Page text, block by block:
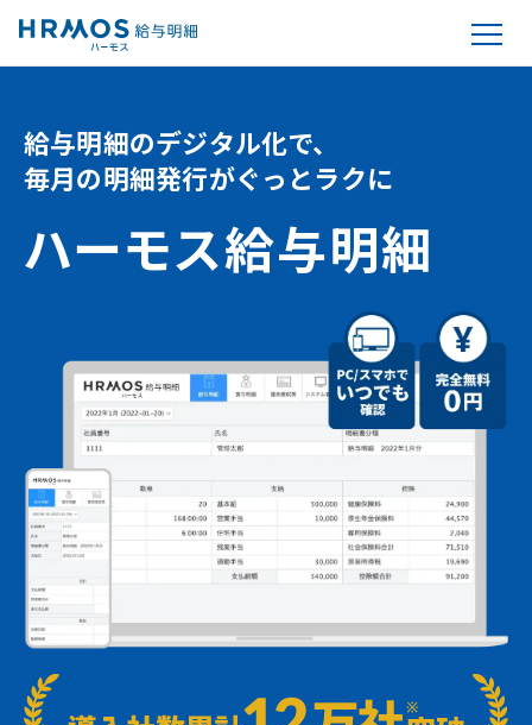
給与明細のデジタル化で、
毎月の明細発行がぐっとラクに
ハーモス給与明細